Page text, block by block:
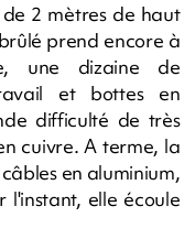
2 mètres de haut
prend encore à
une dizaine de
et bottes en
difficulté de très
cuivre. A terme, la
en aluminium,
l'instant, elle écoule